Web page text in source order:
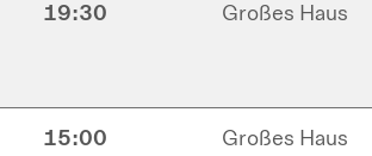
19:30 Großes Haus
15:00 Großes Haus